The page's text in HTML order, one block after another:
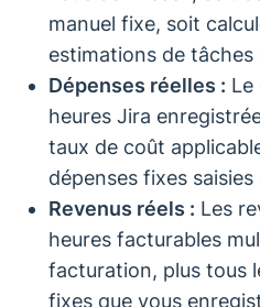
manuel fixe, soit
estimations de tâches
Dépenses réelles :
heures Jira
taux de coût
dépenses fixes
Revenus réels : Les
heures facturables
facturation, plus tous
fixes que vous